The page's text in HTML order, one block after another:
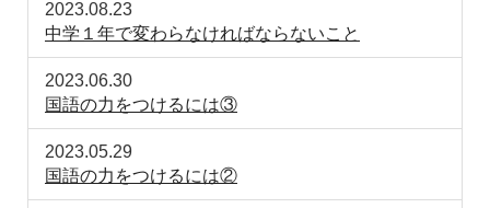
2023.08.23
中学１年で変わらなければならないこと
2023.06.30
国語の力をつけるには③
2023.05.29
国語の力をつけるには②